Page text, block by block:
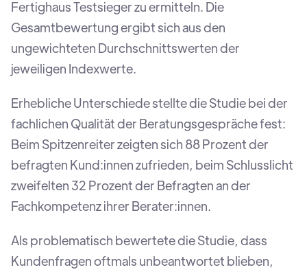
Fertighaus Testsieger zu ermitteln. Die
Gesamtbewertung ergibt sich aus den
ungewichteten Durchschnittswerten der
jeweiligen Indexwerte.
Erhebliche Unterschiede stellte die Studie bei der
fachlichen Qualität der Beratungsgespräche fest:
Beim Spitzenreiter zeigten sich 88 Prozent der
befragten Kund:innen zufrieden, beim Schlusslicht
zweifelten 32 Prozent der Befragten an der
Fachkompetenz ihrer Berater:innen.
Als problematisch bewertete die Studie, dass
Kundenfragen oftmals unbeantwortet blieben,